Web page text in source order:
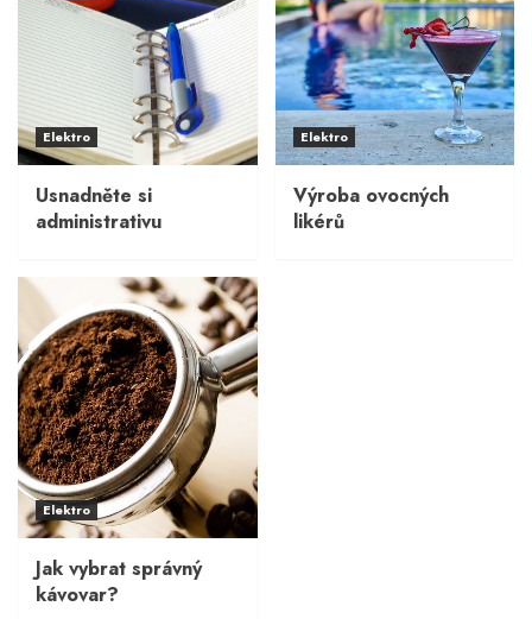
Elektro
Usnadněte si
administrativu
Elektro
Výroba ovocných
likérů
Elektro
Jak vybrat správný
kávovar?